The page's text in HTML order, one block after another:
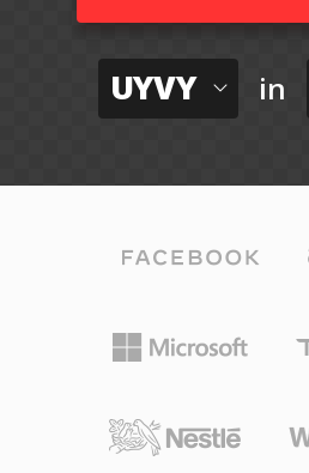
UYVY in